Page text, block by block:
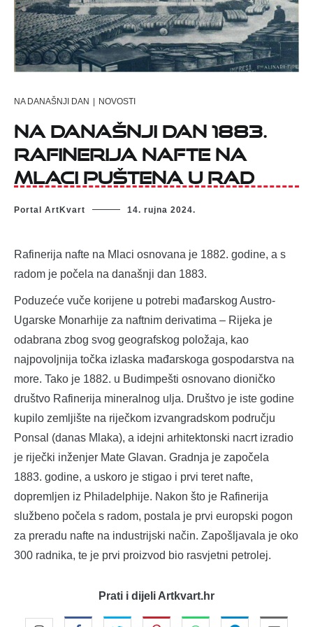
NA DANAŠNJI DAN | NOVOSTI
Na današnji dan 1883.
rafinerija nafte na
Mlaci puštena u rad
Portal ArtKvart 14. rujna 2024.
Rafinerija nafte na Mlaci osnovana je 1882. godine, a s
radom je počela na današnji dan 1883.
Poduzeće vuče korijene u potrebi mađarskog Austro-
Ugarske Monarhije za naftnim derivatima – Rijeka je
odabrana zbog svog geografskog položaja, kao
najpovoljnija točka izlaska mađarskoga gospodarstva na
more. Tako je 1882. u Budimpešti osnovano dioničko
društvo Rafinerija mineralnog ulja. Društvo je iste godine
kupilo zemljište na riječkom izvangradskom području
Ponsal (danas Mlaka), a idejni arhitektonski nacrt izradio
je riječki inženjer Mate Glavan. Gradnja je započela
1883. godine, a uskoro je stigao i prvi teret nafte,
dopremljen iz Philadelphije. Nakon što je Rafinerija
službeno počela s radom, postala je prvi europski pogon
za preradu nafte na industrijski način. Zapošljavala je oko
300 radnika, te je prvi proizvod bio rasvjetni petrolej.
Prati i dijeli Artkvart.hr